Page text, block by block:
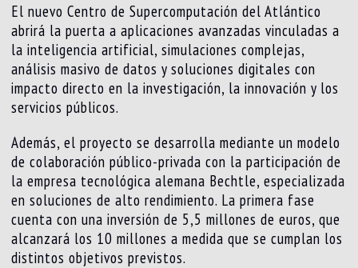
El nuevo Centro de Supercomputación del Atlántico
abrirá la puerta a aplicaciones avanzadas vinculadas a
la inteligencia artificial, simulaciones complejas,
análisis masivo de datos y soluciones digitales con
impacto directo en la investigación, la innovación y los
servicios públicos.
Además, el proyecto se desarrolla mediante un modelo
de colaboración público-privada con la participación de
la empresa tecnológica alemana Bechtle, especializada
en soluciones de alto rendimiento. La primera fase
cuenta con una inversión de 5,5 millones de euros, que
alcanzará los 10 millones a medida que se cumplan los
distintos objetivos previstos.